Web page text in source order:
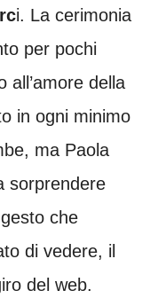
i. La cerimonia
per pochi
all’amore della
in ogni minimo
ma Paola
sorprendere
che
di vedere, il
del web.